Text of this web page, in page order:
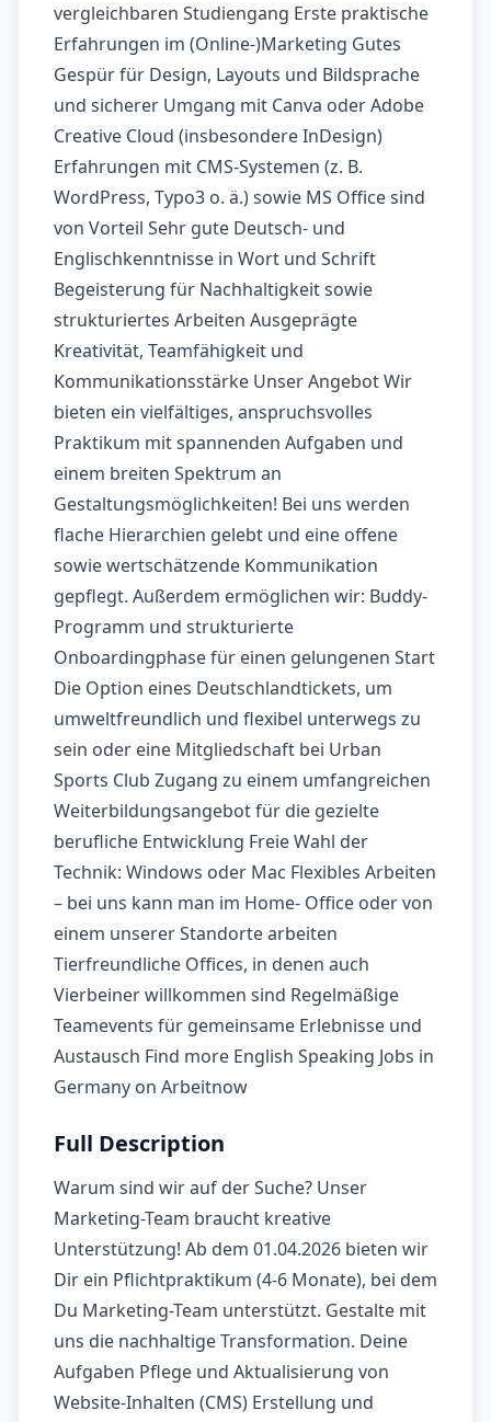
vergleichbaren Studiengang Erste praktische
Erfahrungen im (Online-)Marketing Gutes
Gespür für Design, Layouts und Bildsprache
und sicherer Umgang mit Canva oder Adobe
Creative Cloud (insbesondere InDesign)
Erfahrungen mit CMS-Systemen (z. B.
WordPress, Typo3 o. ä.) sowie MS Office sind
von Vorteil Sehr gute Deutsch- und
Englischkenntnisse in Wort und Schrift
Begeisterung für Nachhaltigkeit sowie
strukturiertes Arbeiten Ausgeprägte
Kreativität, Teamfähigkeit und
Kommunikationsstärke Unser Angebot Wir
bieten ein vielfältiges, anspruchsvolles
Praktikum mit spannenden Aufgaben und
einem breiten Spektrum an
Gestaltungsmöglichkeiten! Bei uns werden
flache Hierarchien gelebt und eine offene
sowie wertschätzende Kommunikation
gepflegt. Außerdem ermöglichen wir: Buddy-
Programm und strukturierte
Onboardingphase für einen gelungenen Start
Die Option eines Deutschlandtickets, um
umweltfreundlich und flexibel unterwegs zu
sein oder eine Mitgliedschaft bei Urban
Sports Club Zugang zu einem umfangreichen
Weiterbildungsangebot für die gezielte
berufliche Entwicklung Freie Wahl der
Technik: Windows oder Mac Flexibles Arbeiten
– bei uns kann man im Home- Office oder von
einem unserer Standorte arbeiten
Tierfreundliche Offices, in denen auch
Vierbeiner willkommen sind Regelmäßige
Teamevents für gemeinsame Erlebnisse und
Austausch Find more English Speaking Jobs in
Germany on Arbeitnow
Full Description
Warum sind wir auf der Suche? Unser
Marketing-Team braucht kreative
Unterstützung! Ab dem 01.04.2026 bieten wir
Dir ein Pflichtpraktikum (4-6 Monate), bei dem
Du Marketing-Team unterstützt. Gestalte mit
uns die nachhaltige Transformation. Deine
Aufgaben Pflege und Aktualisierung von
Website-Inhalten (CMS) Erstellung und